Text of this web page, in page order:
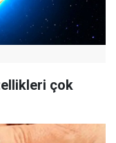
çok